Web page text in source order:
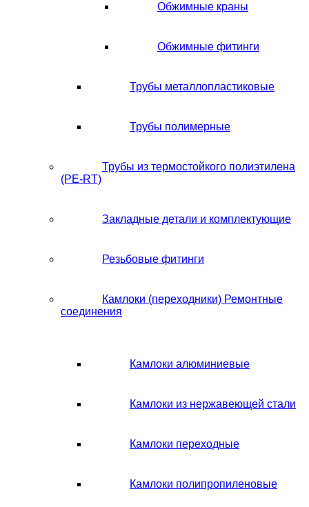
Обжимные краны
Обжимные фитинги
Трубы металлопластиковые
Трубы полимерные
Трубы из термостойкого полиэтилена
(PE-RT)
Закладные детали и комплектующие
Резьбовые фитинги
Камлоки (переходники) Ремонтные
соединения
Камлоки алюминиевые
Камлоки из нержавеющей стали
Камлоки переходные
Камлоки полипропиленовые